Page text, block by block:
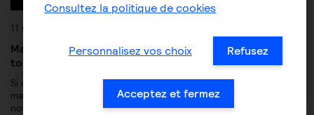
11 mars 2019
Maladie d’Alzheimer : les pertes de mémoire sont-elles
toujours le premier symptôme ?
Si des oublis répétés signalent très souvent le début de la
maladie, d’autres signes apparaissent parfois avant,
notamment chez les…
Consultez la politique de cookies
Personnalisez vos choix Refusez
Acceptez et fermez